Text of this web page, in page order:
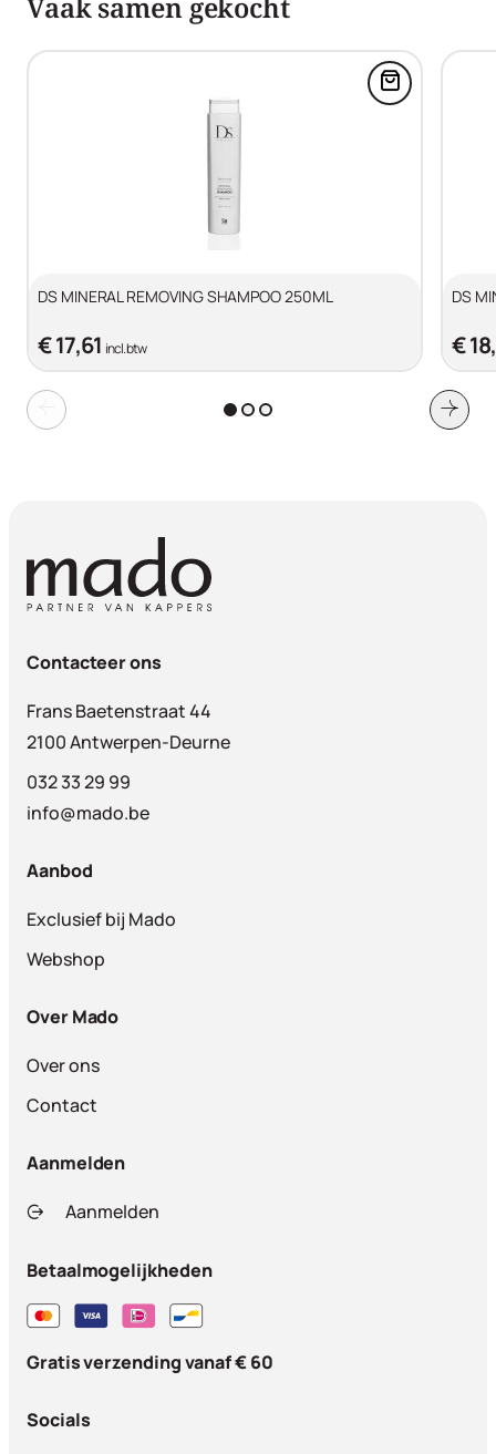
Voeg DS
DS MINERAL REMOVING SHAMPOO 250ML
€ 17,61 incl. btw
DS
€
Contacteer ons
Frans Baetenstraat 44
2100 Antwerpen-Deurne
032 33 29 99
info@mado.be
Aanbod
Exclusief bij Mado
Webshop
Over Mado
Over ons
Contact
Aanmelden
Aanmelden
Betaalmogelijkheden
Gratis verzending vanaf € 60
Socials